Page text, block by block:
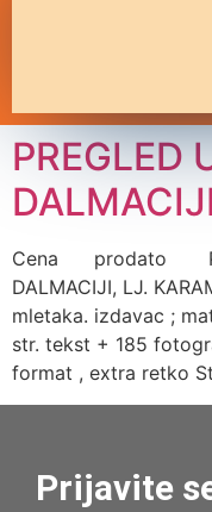
PREGLED
Cena prodato
DALMACIJI, LJ.
mletaka. izdavac ;
str. tekst + 185
format , extra retko
Prijavite